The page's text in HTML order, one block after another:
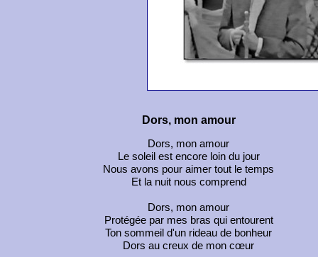
Dors, mon amour
Dors, mon amour
Le soleil est encore loin du jour
Nous avons pour aimer tout le temps
Et la nuit nous comprend
Dors, mon amour
Protégée par mes bras qui entourent
Ton sommeil d'un rideau de bonheur
Dors au creux de mon cœur